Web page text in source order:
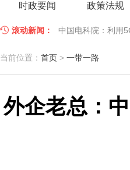
时政要闻 政策法规
滚动新闻： 中国电科院：利用
江苏车牛山岛智能
因储能而智慧，为
低温冷凝技术助力
碧桂园打造新能源
当前位置： 首页 > 一带一路
外企老总：